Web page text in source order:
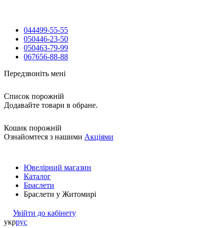
044499-55-55
050446-23-50
050463-79-99
067656-88-88
Передзвоніть мені
Список порожній
Додавайте товари в обране.
Кошик порожній
Ознайомтеся з нашими Акціями
Ювелірний магазин
Каталог
Браслети
Браслети у Житомирі
Увійти до кабінету
укррус